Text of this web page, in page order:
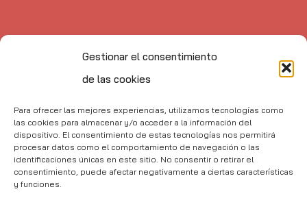
Gestionar el consentimiento
de las cookies
Para ofrecer las mejores experiencias, utilizamos tecnologías como
las cookies para almacenar y/o acceder a la información del
dispositivo. El consentimiento de estas tecnologías nos permitirá
procesar datos como el comportamiento de navegación o las
identificaciones únicas en este sitio. No consentir o retirar el
consentimiento, puede afectar negativamente a ciertas características
y funciones.